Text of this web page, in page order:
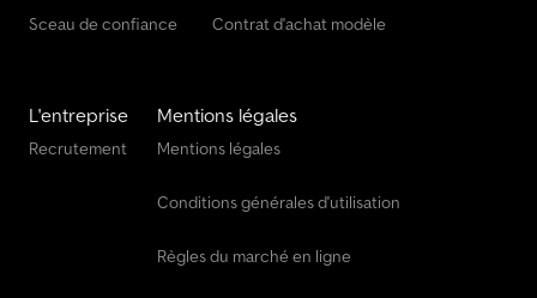
Sceau de confiance Contrat d'achat modèle
L'entreprise
Recrutement
Mentions légales
Mentions légales
Conditions générales d'utilisation
Règles du marché en ligne